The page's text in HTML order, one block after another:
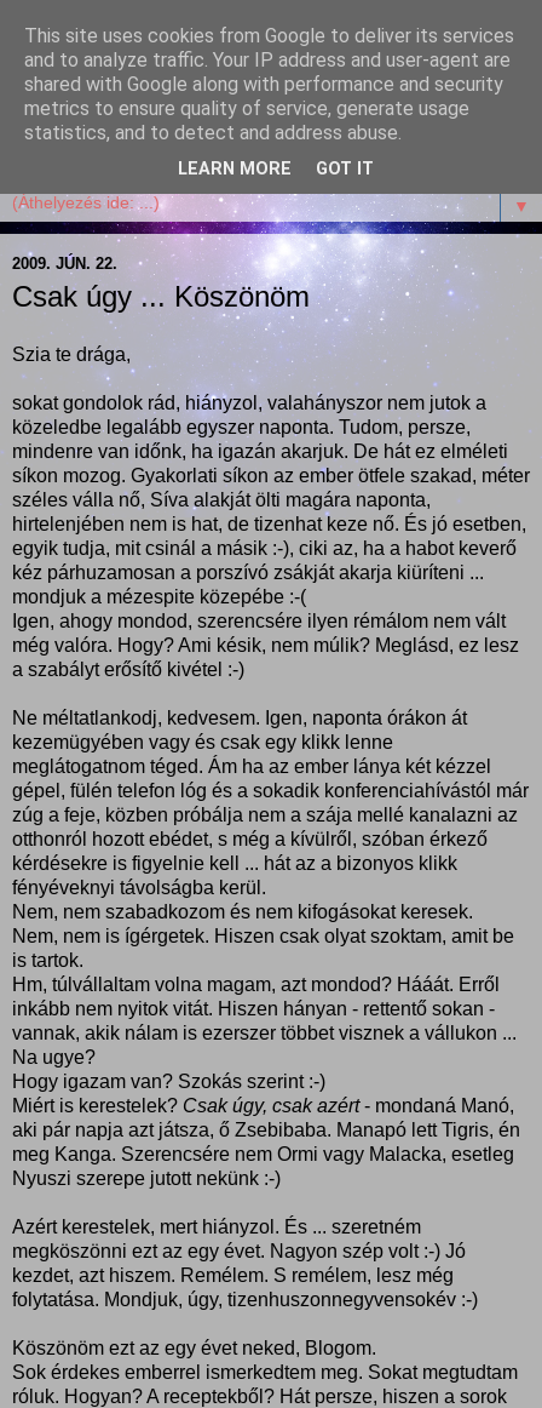
Garffyka
Szösszenetek a konyhámból, az életemből. Mosollyal,
receptekkel, vidámsággal, marcipánnal, csokival.
▼
2009. JÚN. 22.
Csak úgy ... Köszönöm
Szia te drága,
sokat gondolok rád, hiányzol, valahányszor nem jutok a
közeledbe legalább egyszer naponta. Tudom, persze,
mindenre van időnk, ha igazán akarjuk. De hát ez elméleti
síkon mozog. Gyakorlati síkon az ember ötfele szakad, méter
széles válla nő, Síva alakját ölti magára naponta,
hirtelenjében nem is hat, de tizenhat keze nő. És jó esetben,
egyik tudja, mit csinál a másik :-), ciki az, ha a habot keverő
kéz párhuzamosan a porszívó zsákját akarja kiüríteni ...
mondjuk a mézespite közepébe :-(
Igen, ahogy mondod, szerencsére ilyen rémálom nem vált
még valóra. Hogy? Ami késik, nem múlik? Meglásd, ez lesz
a szabályt erősítő kivétel :-)
Ne méltatlankodj, kedvesem. Igen, naponta órákon át
kezemügyében vagy és csak egy klikk lenne
meglátogatnom téged. Ám ha az ember lánya két kézzel
gépel, fülén telefon lóg és a sokadik konferenciahívástól már
zúg a feje, közben próbálja nem a szája mellé kanalazni az
otthonról hozott ebédet, s még a kívülről, szóban érkező
kérdésekre is figyelnie kell ... hát az a bizonyos klikk
fényéveknyi távolságba kerül.
Nem, nem szabadkozom és nem kifogásokat keresek.
Nem, nem is ígérgetek. Hiszen csak olyat szoktam, amit be
is tartok.
Hm, túlvállaltam volna magam, azt mondod? Hááát. Erről
inkább nem nyitok vitát. Hiszen hányan - rettentő sokan -
vannak, akik nálam is ezerszer többet visznek a vállukon ...
Na ugye?
Hogy igazam van? Szokás szerint :-)
Miért is kerestelek? Csak úgy, csak azért- mondaná Manó,
aki pár napja azt játsza, ő Zsebibaba. Manapó lett Tigris, én
meg Kanga. Szerencsére nem Ormi vagy Malacka, esetleg
Nyuszi szerepe jutott nekünk :-)
Azért kerestelek, mert hiányzol. És ... szeretném
megköszönni ezt az egy évet. Nagyon szép volt :-) Jó
kezdet, azt hiszem. Remélem. S remélem, lesz még
folytatása. Mondjuk, úgy, tizenhuszonnegyvensokév :-)
Köszönöm ezt az egy évet neked, Blogom.
Sok érdekes emberrel ismerkedtem meg. Sokat megtudtam
róluk. Hogyan? A receptekből? Hát persze, hiszen a sorok
This site uses cookies from Google to deliver its services
and to analyze traffic. Your IP address and user-agent are
shared with Google along with performance and security
metrics to ensure quality of service, generate usage
statistics, and to detect and address abuse.
LEARN MORE GOT IT